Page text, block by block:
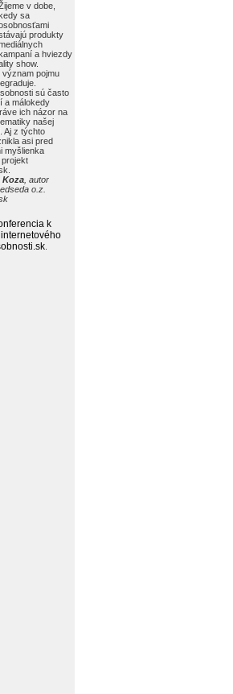
v dobe,
sa
produkty
a hviezdy
show.
význam pojmu
sú často
a málokedy
ich názor na
našej
Aj z týchto
asi pred
myšlienka
Koza , autor
o.z.
k